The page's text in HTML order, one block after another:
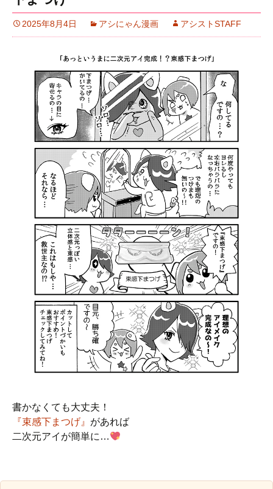
2025年8月4日 アシにゃん漫画 アシストSTAFF
書かなくても大丈夫！
『束感下まつげ』 があれば
二次元アイが簡単に…